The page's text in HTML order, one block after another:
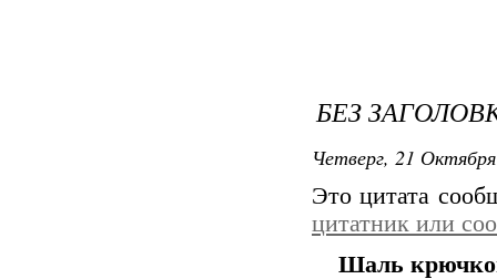
БЕЗ
Четверг, 21
Это цитата
цитатник или
Шаль